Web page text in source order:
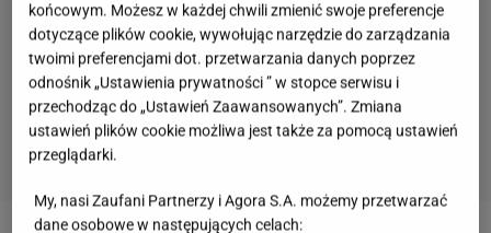
Umiesz się zachować? Sprawdź to w quizie z
końcowym. Możesz w każdej chwili zmienić swoje preferencje
dotyczące plików cookie, wywołując narzędzie do zarządzania
twoimi preferencjami dot. przetwarzania danych poprzez
odnośnik „Ustawienia prywatności ” w stopce serwisu i
przechodząc do „Ustawień Zaawansowanych”. Zmiana
ustawień plików cookie możliwa jest także za pomocą ustawień
przeglądarki.
My, nasi Zaufani Partnerzy i Agora S.A. możemy przetwarzać
dane osobowe w następujących celach: